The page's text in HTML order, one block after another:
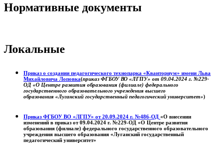
Нормативные документы
Локальные
Приказ о создании педагогического технопарка «Кванториум» имени Льва
Михайловича Лоповка(приказ ФГБОУ ВО «ЛГПУ» от 09.04.2024 г. №229-
ОД «О Центре развития образования (филиале) федерального
государственного образовательного учреждения высшего
образования «Луганский государственный педагогический университет»)
Приказ ФГБОУ ВО «ЛГПУ» от 20.09.2024 г. №486-ОД «О внесении
изменений в приказ от 09.04.2024 г. №229-ОД «О Центре развития
образования (филиале) федерального государственного образовательного
учреждения высшего образования «Луганский государственный
педагогический университет»